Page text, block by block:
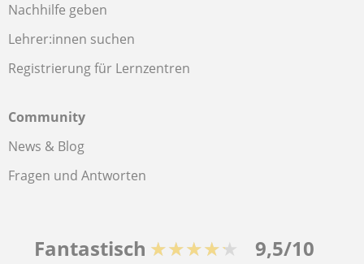
Nachhilfe geben
Lehrer:innen suchen
Registrierung für Lernzentren
Community
News & Blog
Fragen und Antworten
Fantastisch ★★★★★ 9,5/10